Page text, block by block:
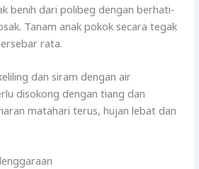
benih dari polibeg dengan berhati-
Tanam anak pokok secara tegak
rata.
dan siram dengan air
disokong dengan tiang dan
matahari terus, hujan lebat dan